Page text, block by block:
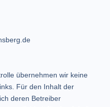
übernehmen wir keine
Für den Inhalt der
deren Betreiber